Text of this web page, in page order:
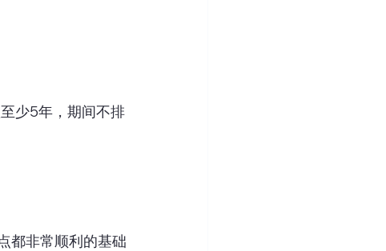
少5年，期间不排
都非常顺利的基础